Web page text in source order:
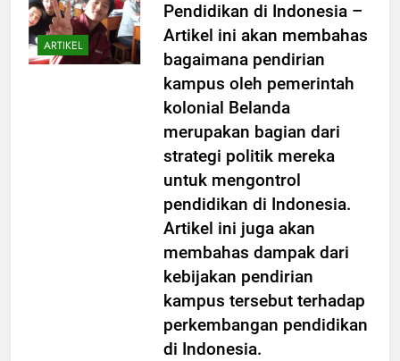
ARTIKEL
Pendidikan di Indonesia –
Artikel ini akan membahas
bagaimana pendirian
kampus oleh pemerintah
kolonial Belanda
merupakan bagian dari
strategi politik mereka
untuk mengontrol
pendidikan di Indonesia.
Artikel ini juga akan
membahas dampak dari
kebijakan pendirian
kampus tersebut terhadap
perkembangan pendidikan
di Indonesia.